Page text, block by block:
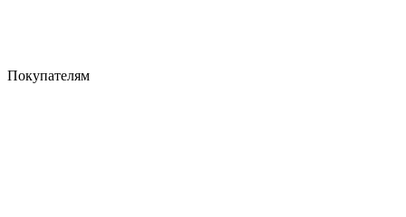
Покупателям